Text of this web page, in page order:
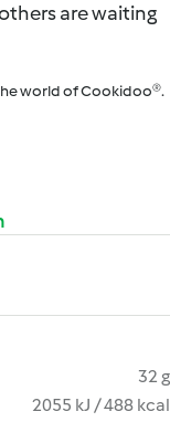
are waiting
world of Cookidoo®.
32 g
2055 kJ / 488 kcal